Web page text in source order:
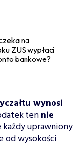
na
ZUS wypłaci
bankowe?
wynosi
tennie
każdy uprawniony
od wysokości